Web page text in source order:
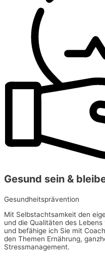
Gesund sein &
Gesundheitsprävention
Mit Selbstachtsamkeit den
und die Qualitäten des
und befähige ich Sie mit
den Themen Ernährung,
Stressmanagement.